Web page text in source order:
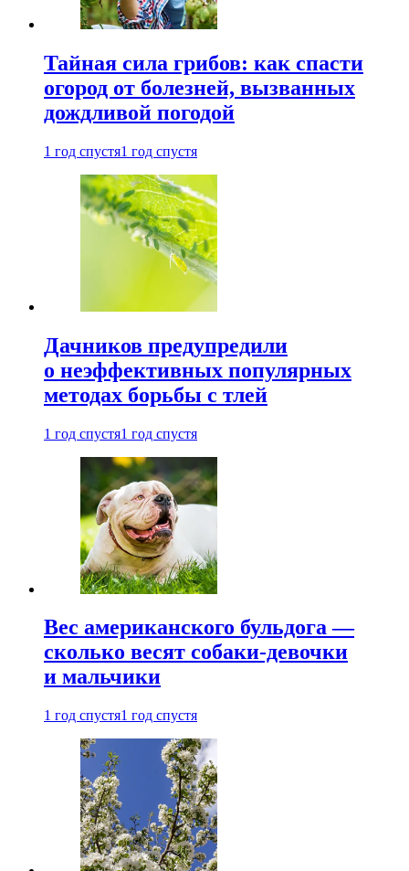
Тайная сила грибов: как спасти
огород от болезней, вызванных
дождливой погодой
1 год спустя1 год спустя
Дачников предупредили
о неэффективных популярных
методах борьбы с тлей
1 год спустя1 год спустя
Вес американского бульдога —
сколько весят собаки-девочки
и мальчики
1 год спустя1 год спустя